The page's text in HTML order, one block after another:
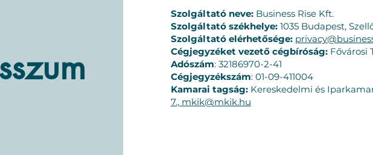
Szolgáltató neve: Business Rise Kft.
Szolgáltató székhelye:1035 Budapest,
Szolgáltató elérhetősége:
Cégjegyzéket vezető cégbíróság:Fővárosi
Adószám: 32186970-2-41
Cégjegyzékszám: 01-09-411004
Kamarai tagság:Kereskedelmi és
7., mkik@mkik.hu